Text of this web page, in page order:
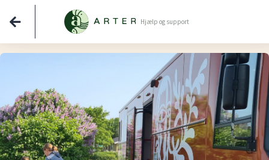
Hjælp og support